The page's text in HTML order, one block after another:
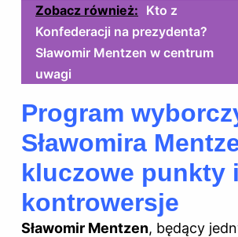
Zobacz również: Kto z
Konfederacji na prezydenta?
Sławomir Mentzen w centrum
uwagi
Program
Sławomira
kluczowe punkty i
kontrowersje
Sławomir Mentzen, będący